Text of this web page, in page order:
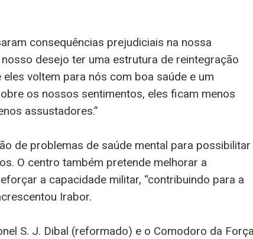
consequências prejudiciais na nossa
desejo ter uma estrutura de reintegração
voltem para nós com boa saúde e um
os nossos sentimentos, eles ficam menos
assustadores.”
de problemas de saúde mental para possibilitar
O centro também pretende melhorar a
a capacidade militar, “contribuindo para a
Irabor.
S. J. Dibal (reformado) e o Comodoro da